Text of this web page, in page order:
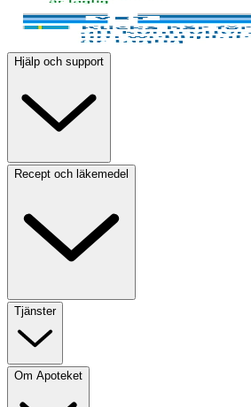
Hjälp och support
Recept och läkemedel
Tjänster
Om Apoteket